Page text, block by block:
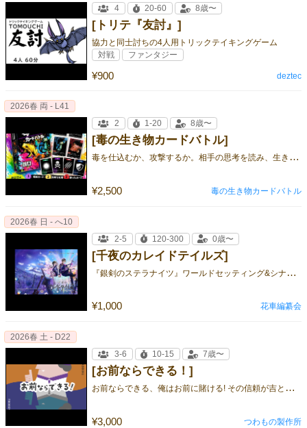
[トリテ『友討』]
協力と同士討ちの4人用トリックテイキングゲーム
¥900
4 20-60 8歳〜
対戦 ファンタジー
deztec
[毒の生き物カードバトル]
毒
を仕込むか、攻撃するか。相手の思考を読み、生き残れ。
¥2,500
2026春 両 - L41
2
1-20 8歳〜
毒の生き物カードバトル
[千夜のカレイドテイルズ]
『
銀剣のステラナイツ』ワールドセッティング&シナリオ集
¥1,000
2026春 日 - へ10
2-5
120-300 0歳〜
花車編纂会
[お前ならできる！]
お
前ならできる、俺はお前に賭ける! その信頼が吉と出るか凶と出るか、 期待と緊張渦巻く運命の勝負が、今始まる、、！ ⭐︎パーティ
¥3,000
2026春 土 - D22
3-6
10-15 7歳〜
つわもの製作所